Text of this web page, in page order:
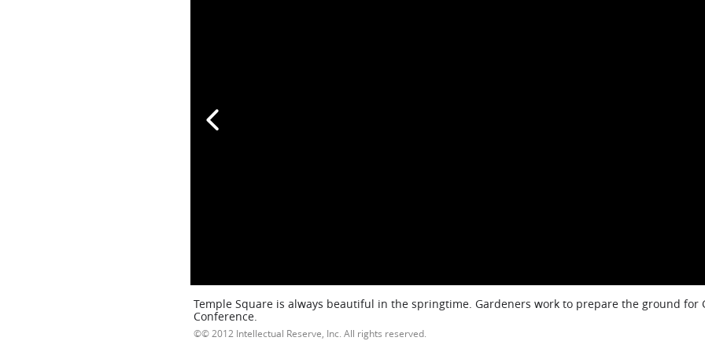
Temple Square is always beautiful in the springtime. Gardeners work to prepare the ground for
Conference.
© 2012 Intellectual Reserve, Inc. All rights reserved.